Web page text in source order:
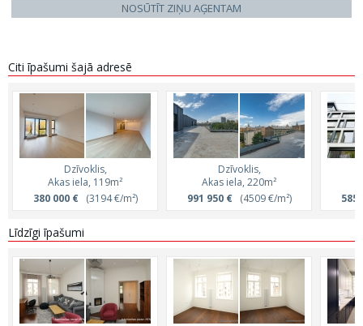
NOSŪTĪT ZIŅU AĢENTAM
Citi īpašumi šajā adresē
Dzīvoklis,
Akas iela, 119m²
380 000 €(3194 €/m²)
Dzīvoklis,
Akas iela, 220m²
991 950 €(4509 €/m²)
585
Līdzīgi īpašumi